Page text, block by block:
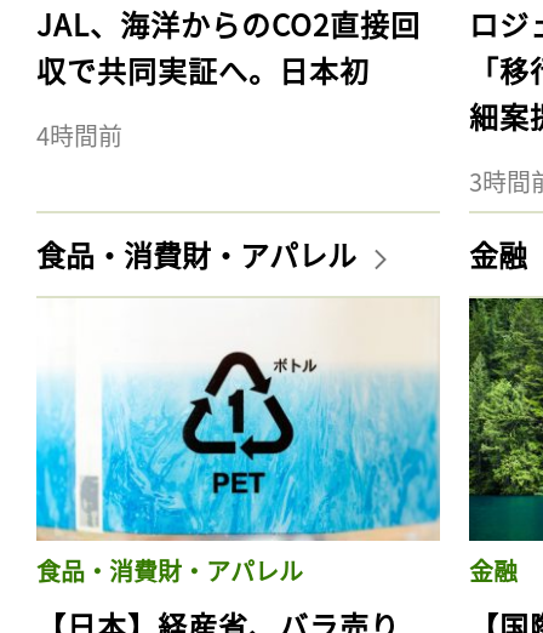
JAL、海洋からのCO2直接回
収で共同実証へ。日本初
4時間前
ロジ
「
細案
3時間
食品・消費財・アパレル
食品・消費財・アパレル
金融
金融